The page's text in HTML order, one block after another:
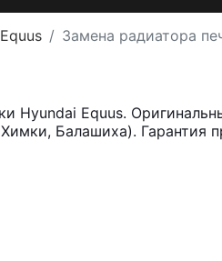
Замена радиатора
Hyundai Equus.
Балашиха). Гарантия